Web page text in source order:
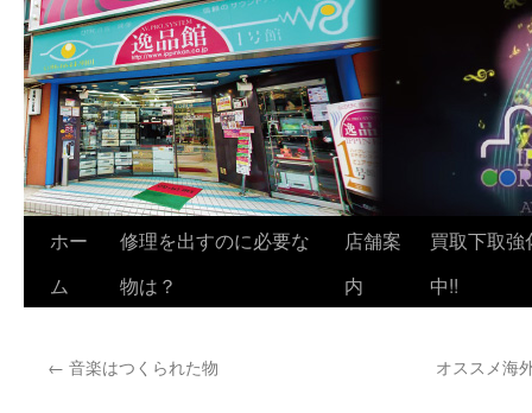
ホー
ム
修理を出すのに必要な
物は？
店舗案
内
買取下取強
中!!
← 音楽はつくられた物 オススメ海